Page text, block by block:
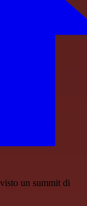
un summit di